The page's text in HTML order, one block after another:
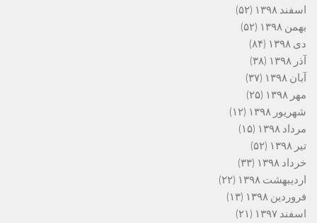
اسفند ۱۳۹۸
(۵۲)
بهمن ۱۳۹۸
(۵۲)
دی ۱۳۹۸
(۸۴)
آذر ۱۳۹۸
(۳۸)
آبان ۱۳۹۸
(۳۷)
مهر ۱۳۹۸
(۲۵)
شهریور ۱۳۹۸
(۱۲)
مرداد ۱۳۹۸
(۱۵)
تیر ۱۳۹۸
(۵۲)
خرداد ۱۳۹۸
(۳۳)
اردیبهشت ۱۳۹۸
(۲۲)
فروردین ۱۳۹۸
(۱۳)
اسفند ۱۳۹۷
(۲۱)